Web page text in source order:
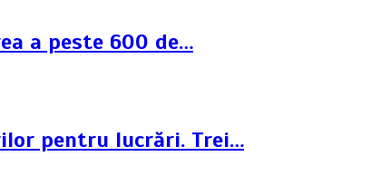
a peste 600 de…
pentru lucrări. Trei…